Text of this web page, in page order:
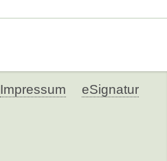
Impressum eSignatur